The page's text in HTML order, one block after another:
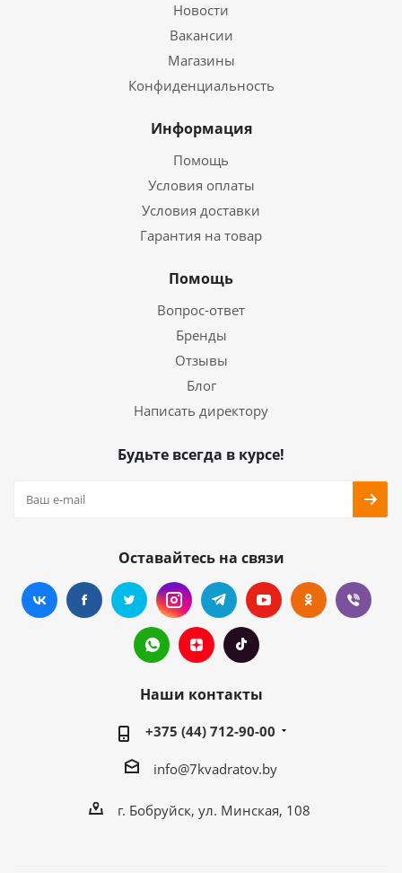
Новости
Вакансии
Магазины
Конфиденциальность
Информация
Помощь
Условия оплаты
Условия доставки
Гарантия на товар
Помощь
Вопрос-ответ
Бренды
Отзывы
Блог
Написать директору
Будьте всегда в курсе!
Оставайтесь на связи
Наши контакты
+375 (44) 712-90-00
info@7kvadratov.by
г. Бобруйск, ул. Минская, 108